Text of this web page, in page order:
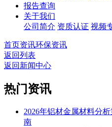
报告查询
关于我们
公司简介 资质认证 视频
首页资讯环保资讯
返回列表
返回新闻中心
热门资讯
2026年铝材金属材料分
南